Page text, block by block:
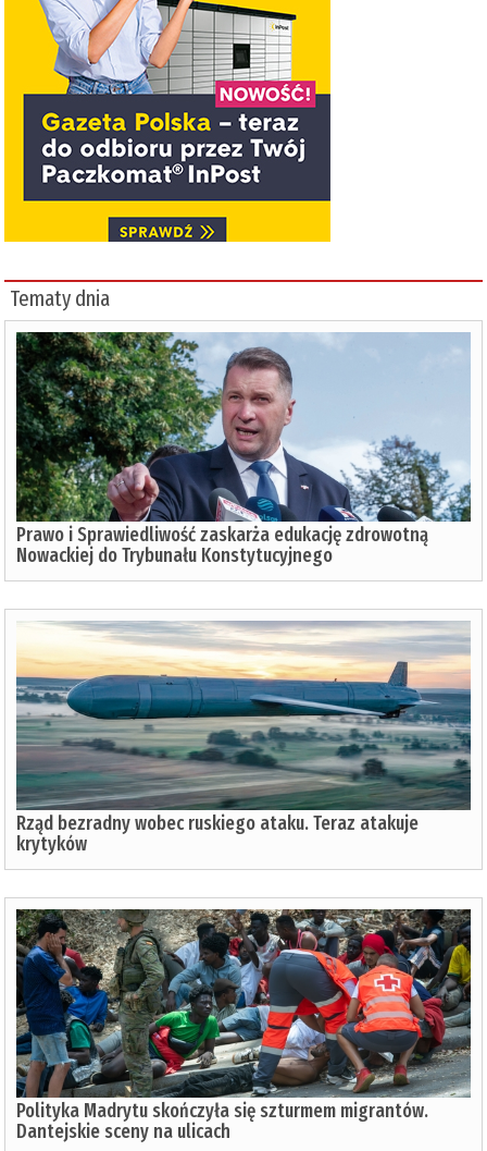
Tematy dnia
Prawo i Sprawiedliwość zaskarża edukację zdrowotną
Nowackiej do Trybunału Konstytucyjnego
Rząd bezradny wobec ruskiego ataku. Teraz atakuje
krytyków
Polityka Madrytu skończyła się szturmem migrantów.
Dantejskie sceny na ulicach